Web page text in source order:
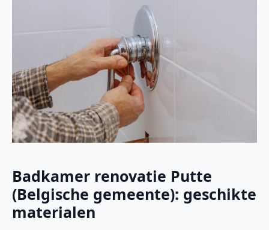
Badkamer renovatie Putte
(Belgische gemeente): geschikte
materialen